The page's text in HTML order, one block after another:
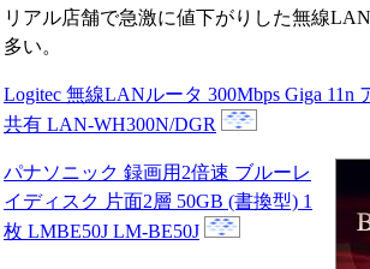
リアル店舗で急激に値下がりした無線
多い。
Logitec 無線LANルータ 300Mbps Giga 11n
共有 LAN-WH300N/DGR
パナソニック 録画用2倍速 ブルーレ
イディスク 片面2層 50GB (書換型) 1
枚 LMBE50J LM-BE50J